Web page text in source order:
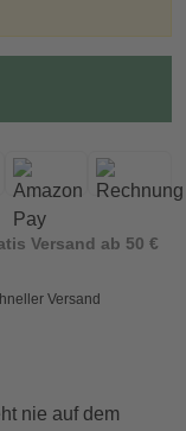
Versand ab 50 €
Versand
nie auf dem